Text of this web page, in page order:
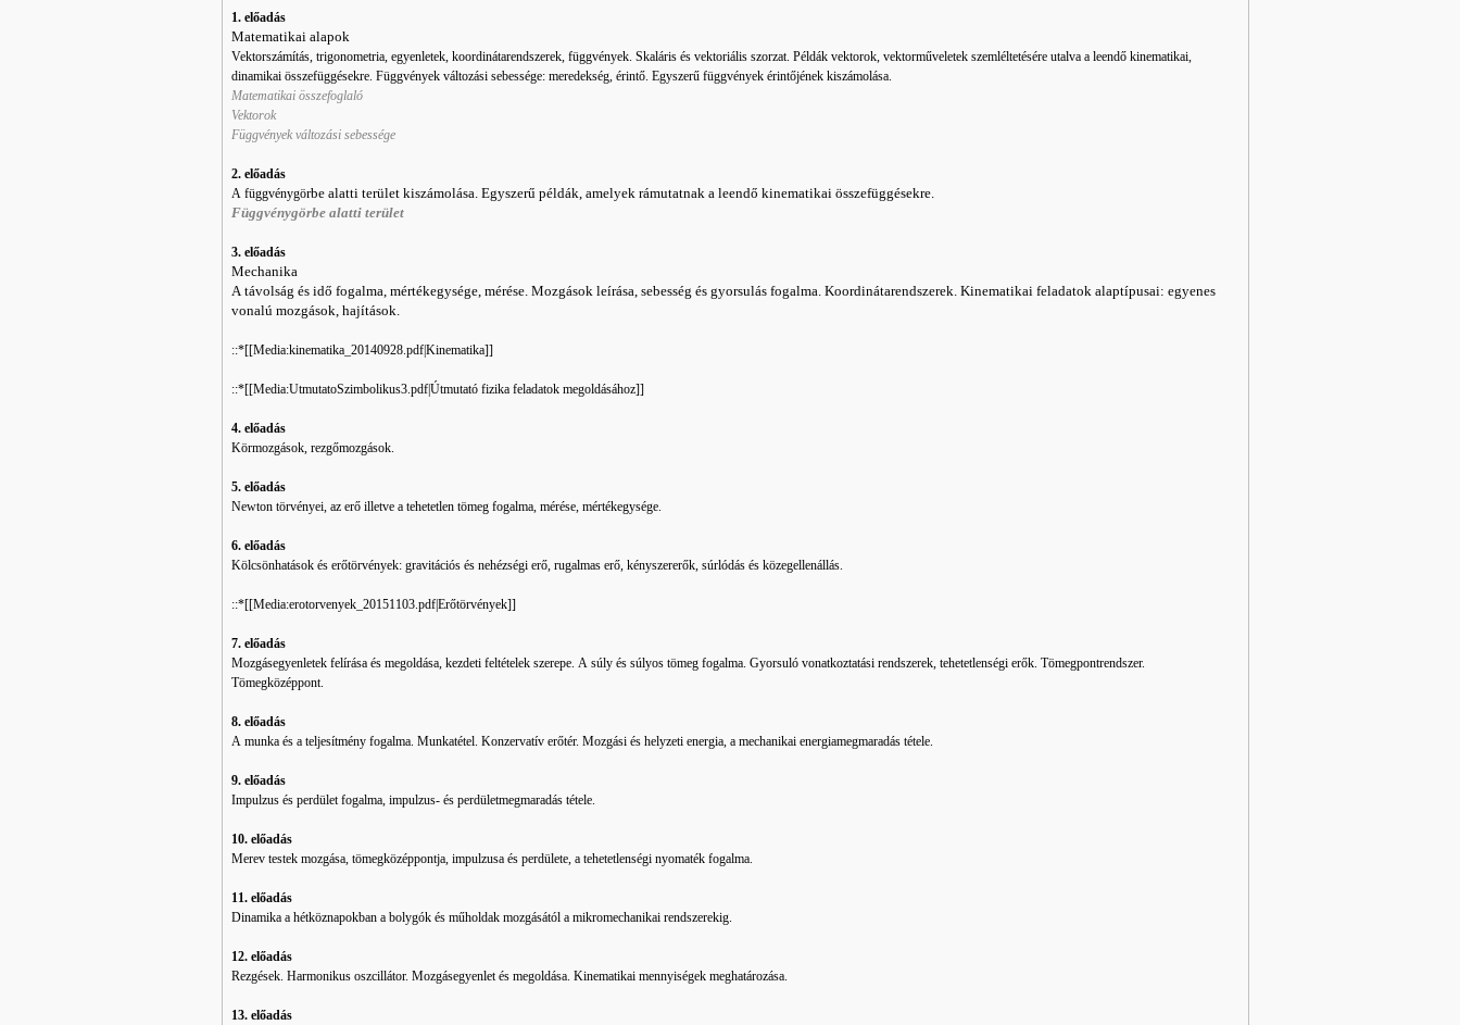
1. előadás
Matematikai alapok
Vektorszámítás, trigonometria, egyenletek, koordinátarendszerek, függvények. Skaláris és vektoriális szorzat. Példák vektorok, vektorműveletek szemléltetésére utalva a leendő kinematikai,
dinamikai összefüggésekre. Függvények változási sebessége: meredekség, érintő. Egyszerű függvények érintőjének kiszámolása.
Matematikai összefoglaló
Vektorok
Függvények változási sebessége
2. előadás
A függvénygörbe alatti terület kiszámolása. Egyszerű példák, amelyek rámutatnak a leendő kinematikai összefüggésekre.
Függvénygörbe alatti terület
3. előadás
Mechanika
A távolság és idő fogalma, mértékegysége, mérése. Mozgások leírása, sebesség és gyorsulás fogalma. Koordinátarendszerek. Kinematikai feladatok alaptípusai: egyenes
vonalú mozgások, hajítások.
::*[[Media:kinematika_20140928.pdf|Kinematika]]
::*[[Media:UtmutatoSzimbolikus3.pdf|Útmutató fizika feladatok megoldásához]]
4. előadás
Körmozgások, rezgőmozgások.
5. előadás
Newton törvényei, az erő illetve a tehetetlen tömeg fogalma, mérése, mértékegysége.
6. előadás
Kölcsönhatások és erőtörvények: gravitációs és nehézségi erő, rugalmas erő, kényszererők, súrlódás és közegellenállás.
::*[[Media:erotorvenyek_20151103.pdf|Erőtörvények]]
7. előadás
Mozgásegyenletek felírása és megoldása, kezdeti feltételek szerepe. A súly és súlyos tömeg fogalma. Gyorsuló vonatkoztatási rendszerek, tehetetlenségi erők. Tömegpontrendszer.
Tömegközéppont.
8. előadás
A munka és a teljesítmény fogalma. Munkatétel. Konzervatív erőtér. Mozgási és helyzeti energia, a mechanikai energiamegmaradás tétele.
9. előadás
Impulzus és perdület fogalma, impulzus- és perdületmegmaradás tétele.
10. előadás
Merev testek mozgása, tömegközéppontja, impulzusa és perdülete, a tehetetlenségi nyomaték fogalma.
11. előadás
Dinamika a hétköznapokban a bolygók és műholdak mozgásától a mikromechanikai rendszerekig.
12. előadás
Rezgések. Harmonikus oszcillátor. Mozgásegyenlet és megoldása. Kinematikai mennyiségek meghatározása.
13. előadás